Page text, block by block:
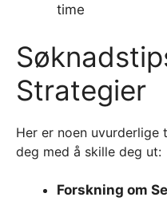
time
Strategier
Her er noen
deg med å skille deg ut:
Forskning om